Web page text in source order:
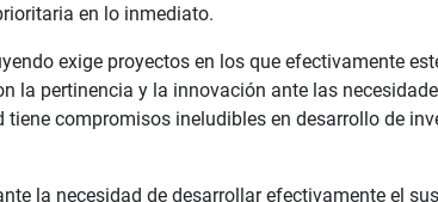
en lo inmediato.
exige proyectos en los que efectivamente
la pertinencia y la innovación ante las
compromisos ineludibles en desarrollo de
la necesidad de desarrollar efectivamente el